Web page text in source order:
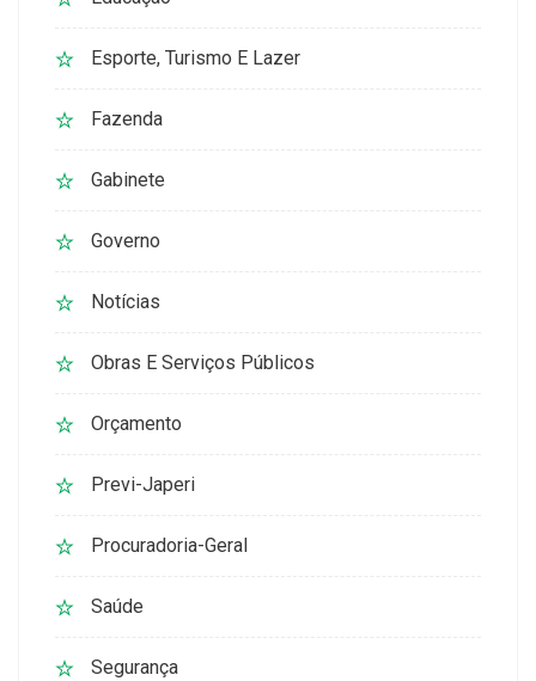
Esporte, Turismo E Lazer
Fazenda
Gabinete
Governo
Notícias
Obras E Serviços Públicos
Orçamento
Previ-Japeri
Procuradoria-Geral
Saúde
Segurança